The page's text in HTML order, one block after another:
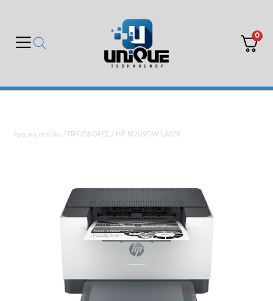
0
Αρχική σελίδα / ΠΡΟΣΦΟΡΕΣ / HP M209DW LASER